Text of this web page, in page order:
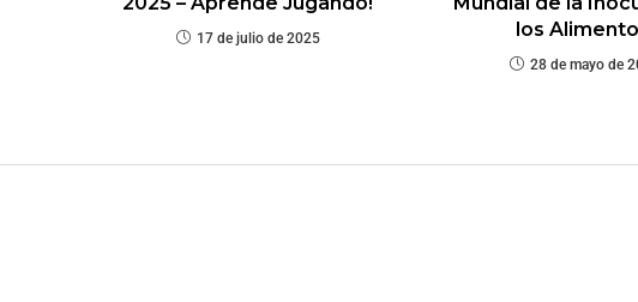
17 de julio de 2025
los
28 de mayo de